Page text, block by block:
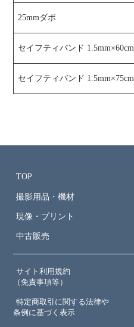
25mmダボ
セイフティバンド 1.5mm×60cm
セイフティバンド 1.5mm×75cm
TOP
撮影用品・機材
現像・プリント
中古販売
サイト利用規約
（免責事項等）
特定商取引に関する法律や
条例に基づく表示